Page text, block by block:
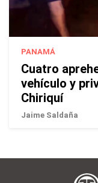
PANAMÁ
Cuatro
vehículo y
Chiriquí
Jaime Saldaña